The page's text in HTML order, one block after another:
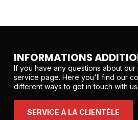
INFORMATIONS
If you have any questions about
service page. Here you'll find our
different ways to get in touch with us.
SERVICE À LA CLIENTÈLE